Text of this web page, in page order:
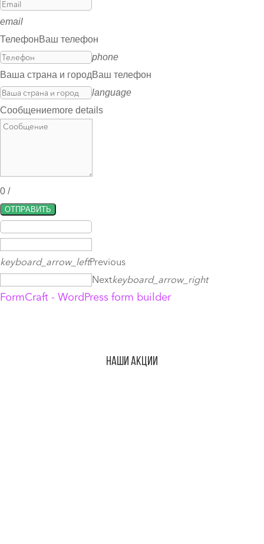
email
ТелефонВаш телефон
phone
Ваша страна и городВаш телефон
language
Сообщениеmore details
0 /
ОТПРАВИТЬ
keyboard_arrow_leftPrevious
Nextkeyboard_arrow_right
FormCraft - WordPress form builder
Наши акции